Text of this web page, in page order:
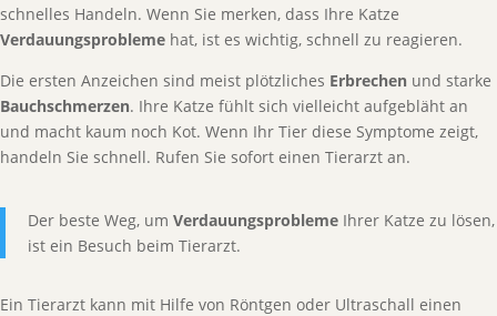
schnelles Handeln. Wenn Sie merken, dass Ihre Katze
Verdauungsprobleme hat, ist es wichtig, schnell zu reagieren.
Die ersten Anzeichen sind meist plötzliches Erbrechen und starke
Bauchschmerzen. Ihre Katze fühlt sich vielleicht aufgebläht an
und macht kaum noch Kot. Wenn Ihr Tier diese Symptome zeigt,
handeln Sie schnell. Rufen Sie sofort einen Tierarzt an.
Der beste Weg, um Verdauungsprobleme Ihrer Katze zu lösen,
ist ein Besuch beim Tierarzt.
Ein Tierarzt kann mit Hilfe von Röntgen oder Ultraschall einen